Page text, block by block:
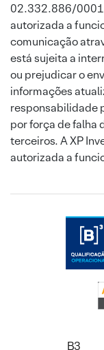
02.332.886/
autorizada a
comunicação
está sujeita a
ou prejudicar o
informações
responsabilidade
por força de falha
terceiros. A XP
autorizada a
B3